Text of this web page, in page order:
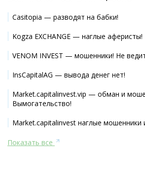
Casitopia — разводят на бабки!
Kogza EXCHANGE — наглые аферисты!
VENOM INVEST — мошенники! Не
InsCapitalAG — вывода денег нет!
Market.capitalinvest.vip — обман и
Вымогательство!
Market.capitalinvest наглые мошенники
Показать все